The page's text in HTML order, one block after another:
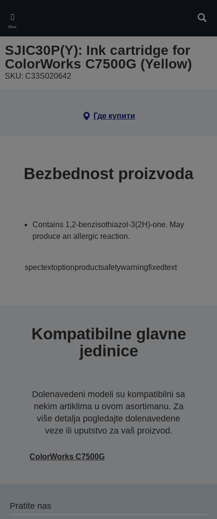
main
content
Meni
SJIC30P(Y): Ink cartridge for
ColorWorks C7500G (Yellow)
SKU: C33S020642
Где купити
Bezbednost proizvoda
Contains 1,2-benzisothiazol-3(2H)-one. May
produce an allergic reaction.
spectextoptionproductsafetywarningfixedtext
Kompatibilne glavne
jedinice
Dolenavedeni modeli su kompatibilni sa
nekim artiklima u ovom asortimanu. Za
više detalja pogledajte dolenavedene
veze ili uputstvo za vaš proizvod.
ColorWorks C7500G
Pratite nas